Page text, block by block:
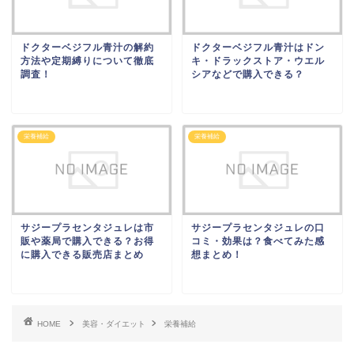
ドクターベジフル青汁の解約
方法や定期縛りについて徹底
調査！
ドクターベジフル青汁はドン
キ・ドラックストア・ウエル
シアなどで購入できる？
栄養補給
サジープラセンタジュレは市
販や薬局で購入できる？お得
に購入できる販売店まとめ
栄養補給
サジープラセンタジュレの口
コミ・効果は？食べてみた感
想まとめ！
HOME 美容・ダイエット 栄養補給